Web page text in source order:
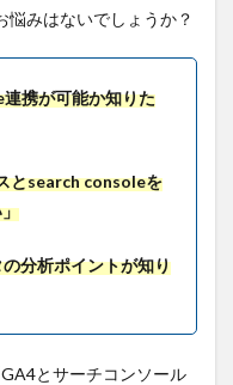
みはないでしょうか？
携が可能か知りた
とsearch consoleを
分析ポイントが知り
とサーチコンソール